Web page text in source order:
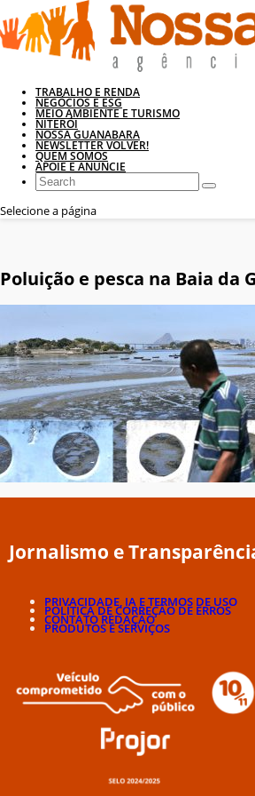
TRABALHO E RENDA
NEGÓCIOS E ESG
MEIO AMBIENTE E TURISMO
NITERÓI
NOSSA GUANABARA
NEWSLETTER VOLVER!
QUEM SOMOS
APOIE E ANUNCIE
Selecione a página
Poluição e pesca na Baia da
Jornalismo e
PRIVACIDADE, IA E TERMOS DE USO
POLÍTICA DE CORREÇÃO DE ERROS
CONTATO REDAÇÃO
PRODUTOS E SERVIÇOS